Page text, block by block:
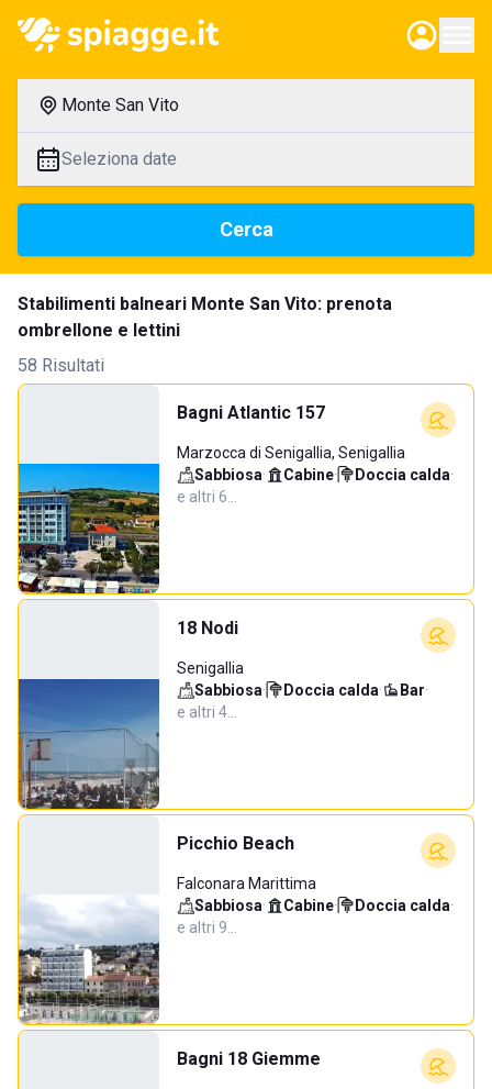
Monte San Vito
Seleziona date
Cerca
Stabilimenti balneari Monte San Vito: prenota
ombrellone e lettini
58 Risultati
Bagni Atlantic 157
Marzocca di Senigallia, Senigallia
Sabbiosa· Cabine· Doccia calda·
e altri 6…
18 Nodi
Senigallia
Sabbiosa· Doccia calda· Bar·
e altri 4…
Picchio Beach
Falconara Marittima
Sabbiosa· Cabine· Doccia calda·
e altri 9…
Bagni 18 Giemme